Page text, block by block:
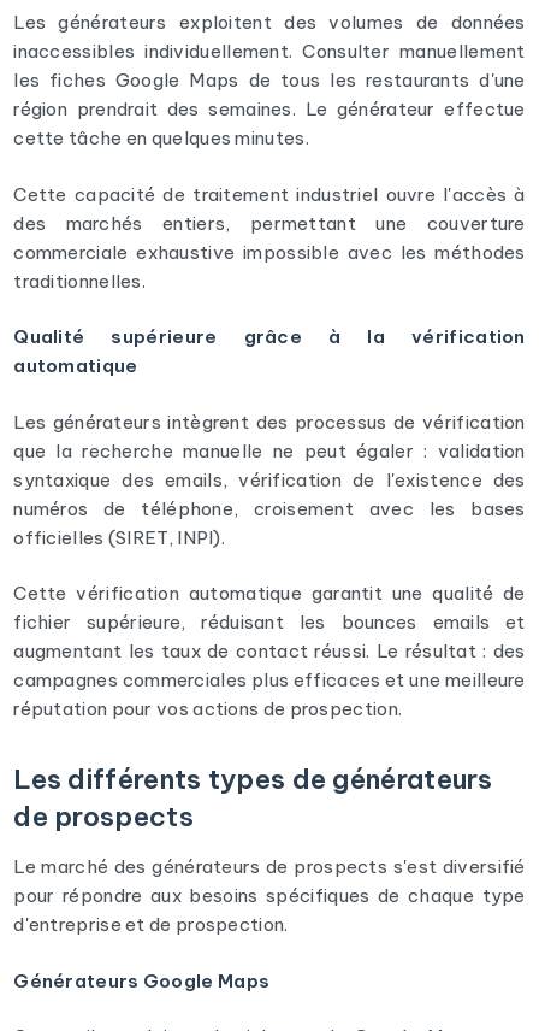
Les générateurs exploitent des volumes de données
inaccessibles individuellement. Consulter manuellement
les fiches Google Maps de tous les restaurants d'une
région prendrait des semaines. Le générateur effectue
cette tâche en quelques minutes.
Cette capacité de traitement industriel ouvre l'accès à
des marchés entiers, permettant une couverture
commerciale exhaustive impossible avec les méthodes
traditionnelles.
Qualité supérieure grâce à la vérification
automatique
Les générateurs intègrent des processus de vérification
que la recherche manuelle ne peut égaler : validation
syntaxique des emails, vérification de l'existence des
numéros de téléphone, croisement avec les bases
officielles (SIRET, INPI).
Cette vérification automatique garantit une qualité de
fichier supérieure, réduisant les bounces emails et
augmentant les taux de contact réussi. Le résultat : des
campagnes commerciales plus efficaces et une meilleure
réputation pour vos actions de prospection.
Les différents types de générateurs
de prospects
Le marché des générateurs de prospects s'est diversifié
pour répondre aux besoins spécifiques de chaque type
d'entreprise et de prospection.
Générateurs Google Maps